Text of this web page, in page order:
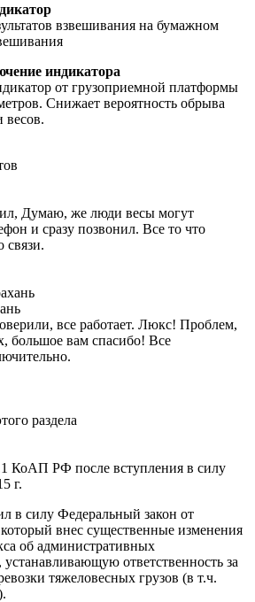
взвешивания на бумажном
индикатора
от грузоприемной платформы
Снижает вероятность обрыва
весов.
Думаю, же люди весы могут
и сразу позвонил. Все то что
связи.
все работает. Люкс! Проблем,
большое вам спасибо! Все
раздела
КоАП РФ после вступления в силу
г.
в силу Федеральный закон от
внес существенные изменения
об административных
ответственность за
тяжеловесных грузов (в т.ч.